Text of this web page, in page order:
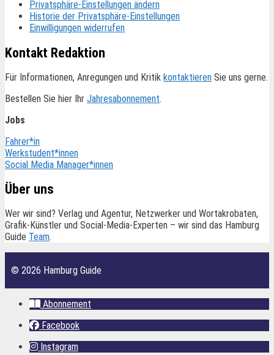
Privatsphäre-Einstellungen ändern
Historie der Privatsphäre-Einstellungen
Einwilligungen widerrufen
Kontakt Redaktion
Für Informationen, Anregungen und Kritik kontaktieren Sie uns gerne.
Bestellen Sie hier Ihr Jahresabonnement.
Jobs
Fahrer*in
Werkstudent*innen
Social Media Manager*innen
Über uns
Wer wir sind? Verlag und Agentur, Netzwerker und Wortakrobaten,
Grafik-Künstler und Social-Media-Experten – wir sind das Hamburg
Guide Team.
© 2026 Hamburg Guide
Abonnement
Facebook
Instagram